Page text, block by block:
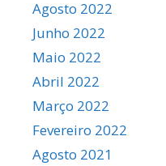
Agosto 2022
Junho 2022
Maio 2022
Abril 2022
Março 2022
Fevereiro 2022
Agosto 2021